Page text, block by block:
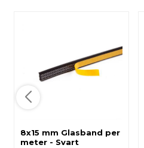
8x15 mm Glasband per
meter - Svart